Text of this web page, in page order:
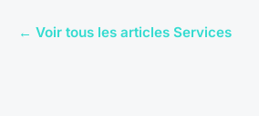
← Voir tous les articles Services